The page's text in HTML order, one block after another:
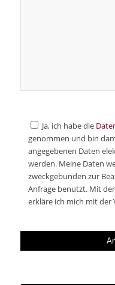
Ja, ich habe die
genommen und bin
angegebenen Daten
werden. Meine Daten
zweckgebunden zur
Anfrage benutzt. Mit
erkläre ich mich mit